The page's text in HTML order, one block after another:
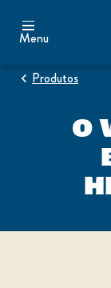
Menu
Produtos
O